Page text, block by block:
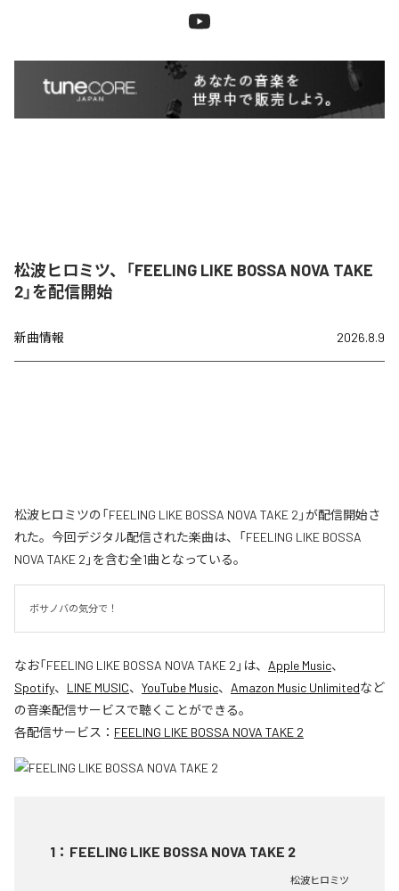
松波ヒロミツ、「FEELING LIKE BOSSA NOVA TAKE
2」を配信開始
新曲情報 2026.8.9
松波ヒロミツの「FEELING LIKE BOSSA NOVA TAKE 2」が配信開始さ
れた。今回デジタル配信された楽曲は、「FEELING LIKE BOSSA
NOVA TAKE 2」を含む全1曲となっている。
ボサノバの気分で！
なお「FEELING LIKE BOSSA NOVA TAKE 2 」は、 Apple Music、
Spotify、 LINE MUSIC、 YouTube Music、 Amazon Music Unlimitedなど
の音楽配信サービスで聴くことができる。
各配信サービス： FEELING LIKE BOSSA NOVA TAKE 2
1 ： FEELING LIKE BOSSA NOVA TAKE 2
松波ヒロミツ